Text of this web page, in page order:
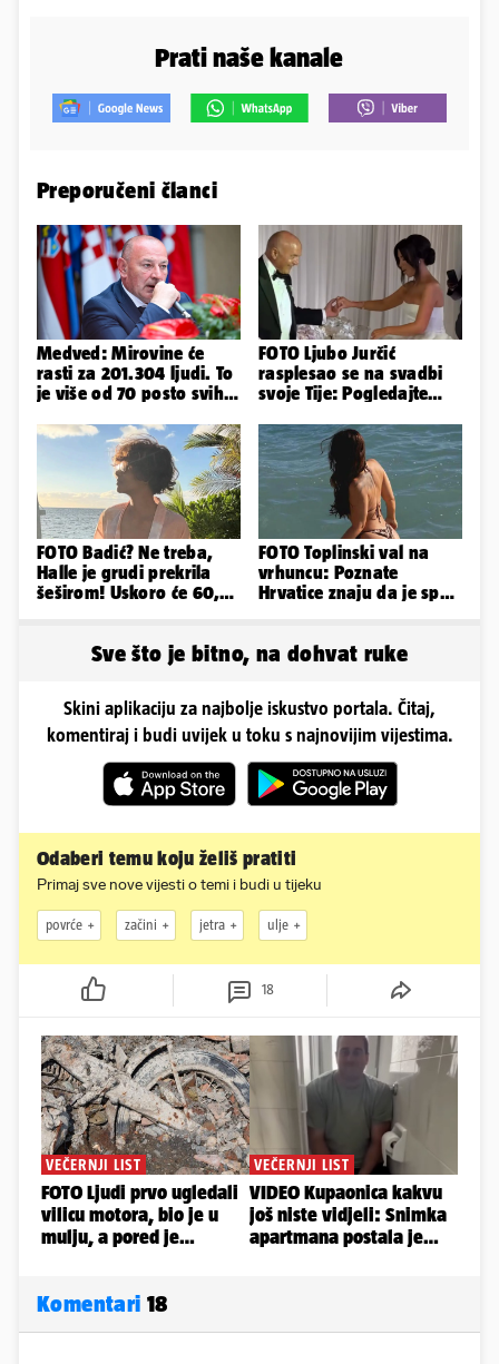
Prati naše kanale
Preporučeni članci
Medved: Mirovine će
rasti za 201.304 ljudi. To
je više od 70 posto svih
FOTO Ljubo Jurčić
rasplesao se na svadbi
svoje Tije: Pogledajte
vjenčanje...
FOTO Badić? Ne treba,
Halle je grudi prekrila
šeširom! Uskoro će 60,
FOTO Toplinski val na
vrhuncu: Poznate
Hrvatice znaju da je spas
Sve što je bitno, na dohvat ruke
Skini aplikaciju za najbolje iskustvo portala. Čitaj,
komentiraj i budi uvijek u toku s najnovijim vijestima.
Odaberi temu koju želiš pratiti
Primaj sve nove vijesti o temi i budi u tijeku
povrće začini jetra ulje
18
Komentari 18